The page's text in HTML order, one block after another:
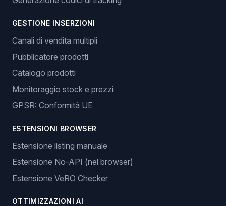
GESTIONE INSERZIONI
Canali di vendita multipli
Pubblicatore prodotti
Catalogo prodotti
Monitoraggio stock e prezzi
GPSR: Conformità UE
ESTENSIONI BROWSER
Estensione listing manuale
Estensione No-API (nel browser)
Estensione VeRO Checker
OTTIMIZZAZIONI AI